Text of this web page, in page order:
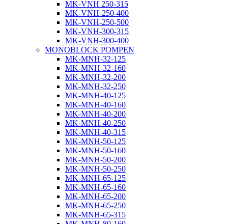
MK-VNH 250-315
MK-VNH-250-400
MK-VNH-250-500
MK-VNH-300-315
MK-VNH-300-400
MONOBLOCK POMPEN
MK-MNH-32-125
MK-MNH-32-160
MK-MNH-32-200
MK-MNH-32-250
MK-MNH-40-125
MK-MNH-40-160
MK-MNH-40-200
MK-MNH-40-250
MK-MNH-40-315
MK-MNH-50-125
MK-MNH-50-160
MK-MNH-50-200
MK-MNH-50-250
MK-MNH-65-125
MK-MNH-65-160
MK-MNH-65-200
MK-MNH-65-250
MK-MNH-65-315